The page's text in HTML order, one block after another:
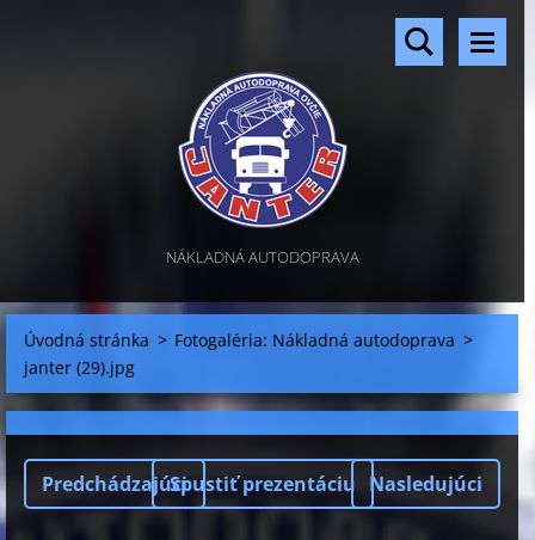
NÁKLADNÁ AUTODOPRAVA
Úvodná stránka > Fotogaléria: Nákladná autodoprava >
janter (29).jpg
PredchádzajúciSpustiť prezentáciu Nasledujúci